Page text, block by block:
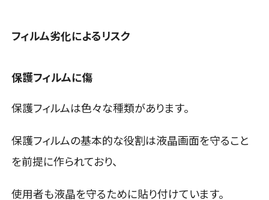
フィルム劣化によるリスク
保護フィルムに傷
保護フィルムは色々な種類があります。
保護フィルムの基本的な役割は液晶画面を守ること
を前提に作られており、
使用者も液晶を守るために貼り付けています。